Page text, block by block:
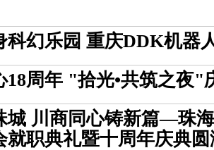
科幻乐园 重庆DDK机器
18周年 "拾光•共筑之夜"
城 川商同心铸新篇—珠
就职典礼暨十周年庆典